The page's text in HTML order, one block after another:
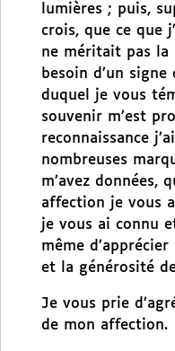
lumières ; puis,
crois, que ce que
ne méritait pas la
besoin d’un signe
duquel je vous
souvenir m’est
reconnaissance
nombreuses
m’avez données,
affection je vous
je vous ai connu
même
et la générosité
Je vous prie
de mon affection.